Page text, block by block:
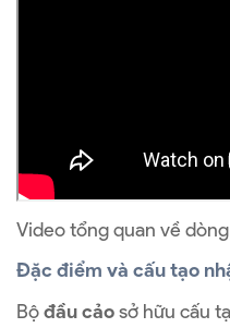
Video tổng quan về
Đặc điểm và cấu tạo
Bộđầu cảosở hữu cấu